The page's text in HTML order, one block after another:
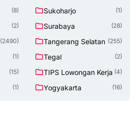
(8) Sukoharjo (1)
(2) Surabaya (28)
(2490) Tangerang Selatan (255)
(1) Tegal (2)
(15) TIPS Lowongan Kerja (4)
(1) Yogyakarta (16)